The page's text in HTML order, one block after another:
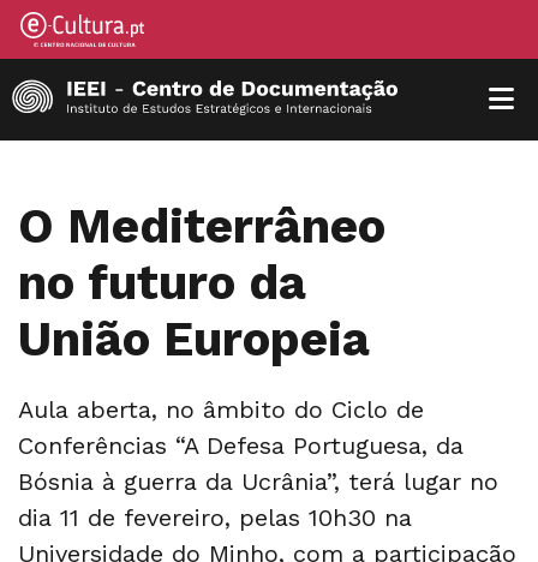
O Mediterrâneo
no futuro da
União Europeia
Aula aberta, no âmbito do Ciclo de
Conferências “A Defesa Portuguesa, da
Bósnia à guerra da Ucrânia”, terá lugar no
dia 11 de fevereiro, pelas 10h30 na
Universidade do Minho, com a participação